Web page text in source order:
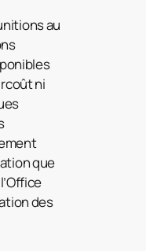
au
ni
que
des